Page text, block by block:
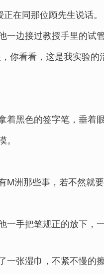
在同那位顾先生说话。
边接过教授手里的试
你看看，这是我实验
黑色的签字笔，垂着眼
洲那些事，若不然就
手把笔规正的放下
张湿巾，不紧不慢的擦